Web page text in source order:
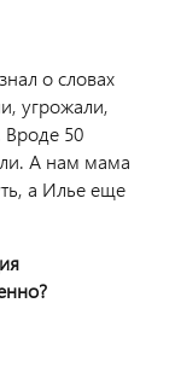
о словах
угрожали,
Вроде 50
А нам мама
а Илье еще